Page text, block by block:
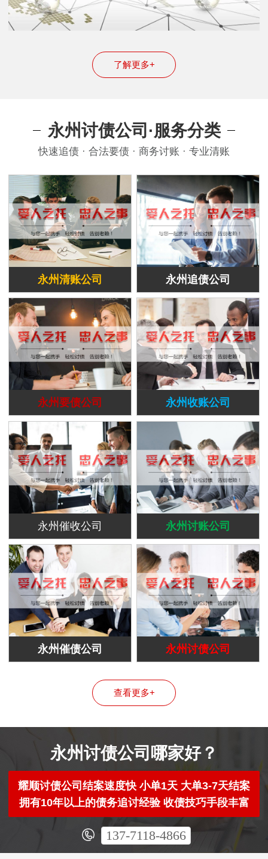
了解更多+
永州讨债公司·服务分类
快速追债 · 合法要债 · 商务讨账 · 专业清账
永州清账公司 永州追债公司
永州要债公司 永州收账公司
永州催收公司 永州讨账公司
永州催债公司 永州讨债公司
查看更多+
永州讨债公司哪家好？
耀顺讨债公司结案速度快 小单1天 大单3-7天结案
拥有10年以上的债务追讨经验 收债技巧手段丰富
137-7118-4866